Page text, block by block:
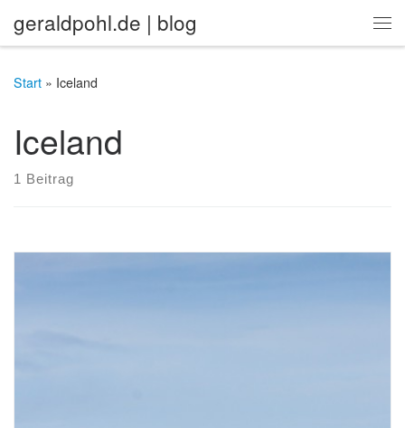
Zum Inhalt springen
geraldpohl.de | blog
Start » Iceland
Iceland
1 Beitrag